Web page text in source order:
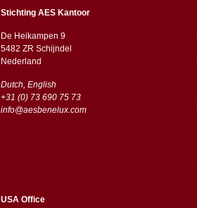
Stichting AES Kantoor
De Heikampen 9
5482 ZR Schijndel
​​Nederland
Dutch, English
+31 (0) 73 690 75 73
info@aesbenelux.com
USA Office